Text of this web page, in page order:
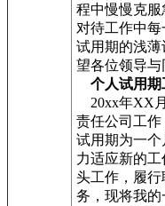
程中慢慢克
对待工作中
试用期的浅
望各位领导与
个人试用期
20xx年XX
责任公司工作
试用期为一
力适应新的
头工作，履
务，现将我的